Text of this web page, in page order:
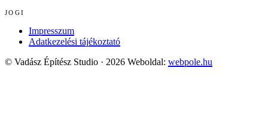
JOGI
Impresszum
Adatkezelési tájékoztató
© Vadász Építész Studio · 2026 Weboldal: webpole.hu